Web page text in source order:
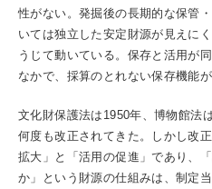
性がない。発掘後の長期的な保管
いては独立した安定財源が見えに
うじて動いている。保存と活用が
なかで、採算のとれない保存機能
文化財保護法は1950年、博物館法
何度も改正されてきた。しかし改
拡大」と「活用の促進」であり、
か」という財源の仕組みは、制定